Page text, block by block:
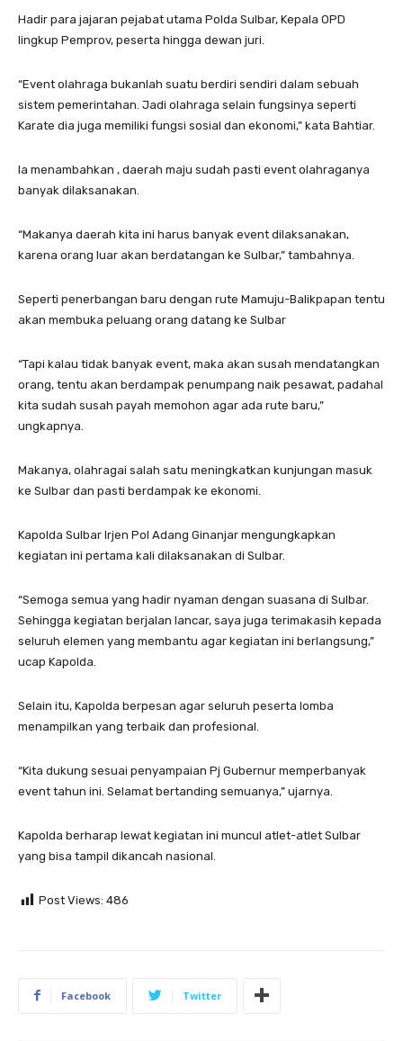
Hadir para jajaran pejabat utama Polda Sulbar, Kepala OPD
lingkup Pemprov, peserta hingga dewan juri.
“Event olahraga bukanlah suatu berdiri sendiri dalam sebuah
sistem pemerintahan. Jadi olahraga selain fungsinya seperti
Karate dia juga memiliki fungsi sosial dan ekonomi,” kata Bahtiar.
Ia menambahkan , daerah maju sudah pasti event olahraganya
banyak dilaksanakan.
“Makanya daerah kita ini harus banyak event dilaksanakan,
karena orang luar akan berdatangan ke Sulbar,” tambahnya.
Seperti penerbangan baru dengan rute Mamuju-Balikpapan tentu
akan membuka peluang orang datang ke Sulbar
“Tapi kalau tidak banyak event, maka akan susah mendatangkan
orang, tentu akan berdampak penumpang naik pesawat, padahal
kita sudah susah payah memohon agar ada rute baru,”
ungkapnya.
Makanya, olahragai salah satu meningkatkan kunjungan masuk
ke Sulbar dan pasti berdampak ke ekonomi.
Kapolda Sulbar Irjen Pol Adang Ginanjar mengungkapkan
kegiatan ini pertama kali dilaksanakan di Sulbar.
“Semoga semua yang hadir nyaman dengan suasana di Sulbar.
Sehingga kegiatan berjalan lancar, saya juga terimakasih kepada
seluruh elemen yang membantu agar kegiatan ini berlangsung,”
ucap Kapolda.
Selain itu, Kapolda berpesan agar seluruh peserta lomba
menampilkan yang terbaik dan profesional.
“Kita dukung sesuai penyampaian Pj Gubernur memperbanyak
event tahun ini. Selamat bertanding semuanya,” ujarnya.
Kapolda berharap lewat kegiatan ini muncul atlet-atlet Sulbar
yang bisa tampil dikancah nasional.
Post Views: 486
Facebook Twitter